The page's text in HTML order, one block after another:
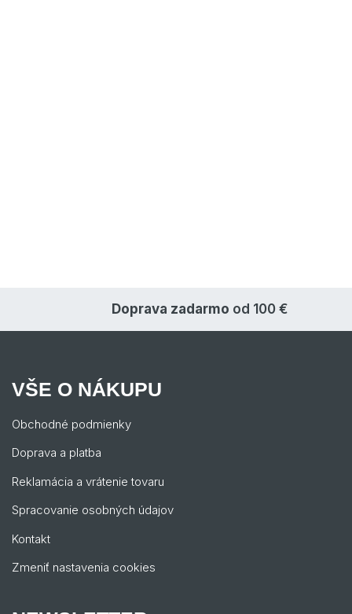
Doprava zadarmo od 100 €
VŠE O NÁKUPU
Obchodné podmienky
Doprava a platba
Reklamácia a vrátenie tovaru
Spracovanie osobných údajov
Kontakt
Zmeniť nastavenia cookies